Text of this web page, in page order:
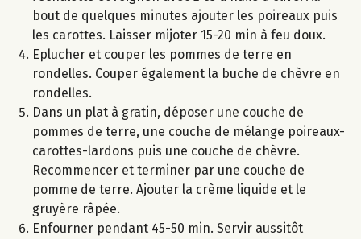
bout de quelques minutes ajouter les poireaux puis
les carottes. Laisser mijoter 15-20 min à feu doux.
Eplucher et couper les pommes de terre en
rondelles. Couper également la buche de chèvre en
rondelles.
Dans un plat à gratin, déposer une couche de
pommes de terre, une couche de mélange poireaux-
carottes-lardons puis une couche de chèvre.
Recommencer et terminer par une couche de
pomme de terre. Ajouter la crème liquide et le
gruyère râpée.
Enfourner pendant 45-50 min. Servir aussitôt